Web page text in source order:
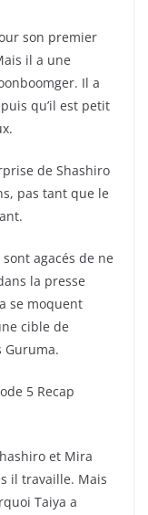
son premier
il a une
Il a
qu’il est petit
de Shashiro
pas tant que le
agacés de ne
la presse
se moquent
cible de
Guruma.
et Mira
il travaille. Mais
Taiya a